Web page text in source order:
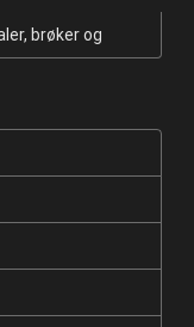
brøker og